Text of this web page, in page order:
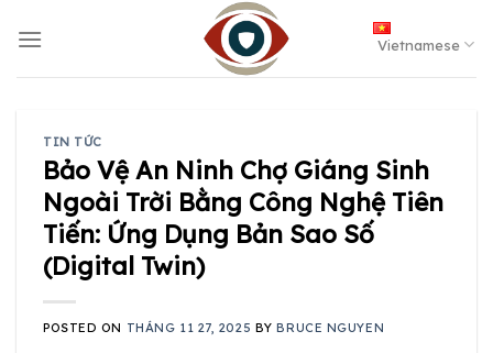
Vietnamese
TIN TỨC
Bảo Vệ An Ninh Chợ Giáng Sinh
Ngoài Trời Bằng Công Nghệ Tiên
Tiến: Ứng Dụng Bản Sao Số
(Digital Twin)
POSTED ON THÁNG 11 27, 2025 BYBRUCE NGUYEN